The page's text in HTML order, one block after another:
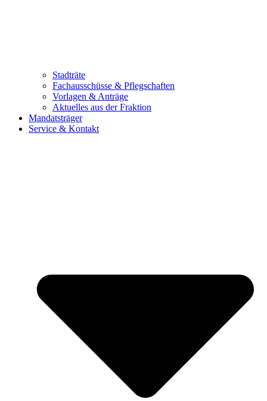
Stadträte
Fachausschüsse & Pflegschaften
Vorlagen & Anträge
Aktuelles aus der Fraktion
Mandatsträger
Service & Kontakt